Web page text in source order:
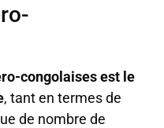
congolaises est le
, tant en termes de
de nombre de